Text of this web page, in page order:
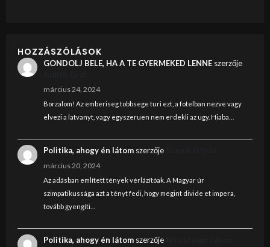
HOZZÁSZÓLÁSOK
GONDOLJ BELE, HA A TE GYERMEKED LENNEszerzője
március 24, 2024
Borzalom! Az emberiseg tobbsege turi ezt, a fotelban nezve vagy
elvezi a latvanyt, vagy egyszeruen nem erdekli az ugy. Hiaba…
Politika, ahogy én látomszerzője
március 20, 2024
Az adásban említett tények vérlázítóak. A Magyar úr
szimpatikussága azt a tényt fedi, hogy megint divide et impera,
tovább gyengíti…
Politika, ahogy én látomszerzője